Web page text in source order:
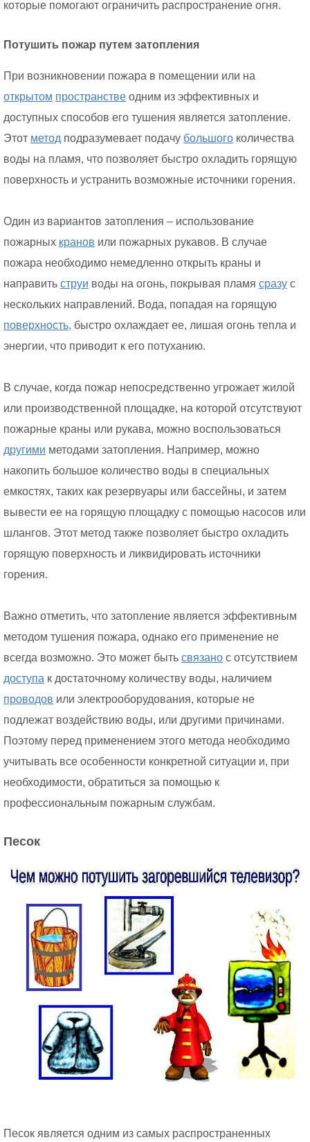
которые помогают ограничить распространение огня.
Потушить пожар путем затопления
При возникновении пожара в помещении или на
открытом пространстве одним из эффективных и
доступных способов его тушения является затопление.
Этот метод подразумевает подачу большого количества
воды на пламя, что позволяет быстро охладить горящую
поверхность и устранить возможные источники горения.
Один из вариантов затопления – использование
пожарных кранов или пожарных рукавов. В случае
пожара необходимо немедленно открыть краны и
направить струи воды на огонь, покрывая пламя сразу с
нескольких направлений. Вода, попадая на горящую
поверхность, быстро охлаждает ее, лишая огонь тепла и
энергии, что приводит к его потуханию.
В случае, когда пожар непосредственно угрожает жилой
или производственной площадке, на которой отсутствуют
пожарные краны или рукава, можно воспользоваться
другими методами затопления. Например, можно
накопить большое количество воды в специальных
емкостях, таких как резервуары или бассейны, и затем
вывести ее на горящую площадку с помощью насосов или
шлангов. Этот метод также позволяет быстро охладить
горящую поверхность и ликвидировать источники
горения.
Важно отметить, что затопление является эффективным
методом тушения пожара, однако его применение не
всегда возможно. Это может быть связано с отсутствием
доступа к достаточному количеству воды, наличием
проводов или электрооборудования, которые не
подлежат воздействию воды, или другими причинами.
Поэтому перед применением этого метода необходимо
учитывать все особенности конкретной ситуации и, при
необходимости, обратиться за помощью к
профессиональным пожарным службам.
Песок
Песок является одним из самых распространенных